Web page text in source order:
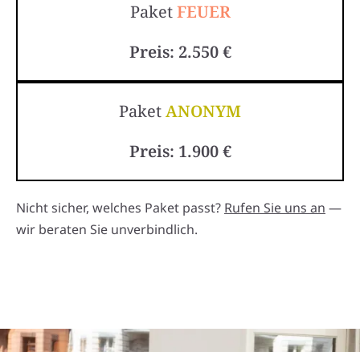
PaketFEUER
Preis: 2.550 €
PaketANONYM
Preis: 1.900 €
Nicht sicher, welches Paket passt? Rufen Sie uns an —
wir beraten Sie unverbindlich.